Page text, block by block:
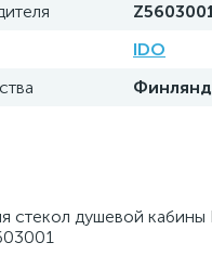
IDO
стекол душевой кабины